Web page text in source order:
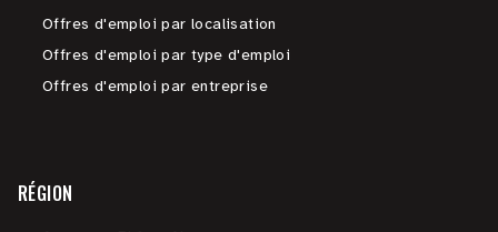
Offres d'emploi par localisation
Offres d'emploi par type d'emploi
Offres d'emploi par entreprise
RÉGION